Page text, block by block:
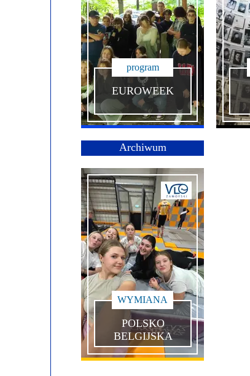
Archiwum
program
EUROWEEK
WYMIANA
POLSKO
BELGIJSKA